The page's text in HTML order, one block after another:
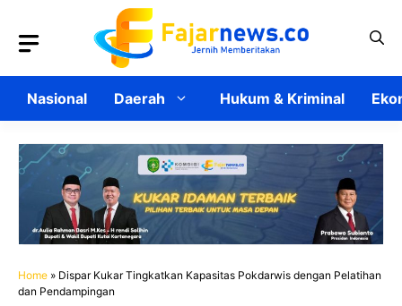
Nasional Daerah Hukum & Kriminal
Home » Dispar Kukar Tingkatkan Kapasitas Pokdarwis dengan Pelatihan
dan Pendampingan